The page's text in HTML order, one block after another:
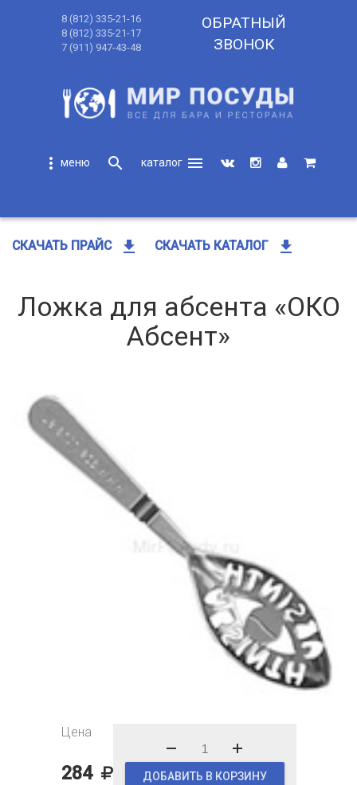
8 (812) 335-21-16
8 (812) 335-21-17
7 (911) 947-43-48
ОБРАТНЫЙ
ЗВОНОК
more_vert search
menu
СКАЧАТЬ ПРАЙС get_app СКАЧАТЬ КАТАЛОГ get_app
Ложка для абсента «ОКО
Абсент»
Цена
284 ДОБАВИТЬ В КОРЗИНУ